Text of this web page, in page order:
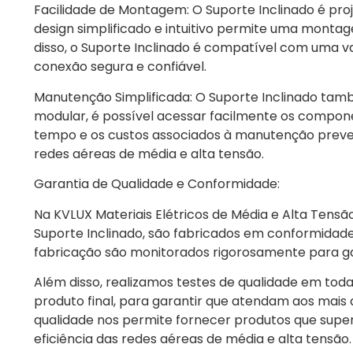
Facilidade de Montagem: O Suporte Inclinado é
design simplificado e intuitivo permite uma
disso, o Suporte Inclinado é compatível com uma
conexão segura e confiável.
Manutenção Simplificada: O Suporte Inclinado
modular, é possível acessar facilmente os
tempo e os custos associados à manutenção
redes aéreas de média e alta tensão.
Garantia de Qualidade e Conformidade:
Na KVLUX Materiais Elétricos de Média e Alta
Suporte Inclinado, são fabricados em
fabricação são monitorados rigorosamente para
Além disso, realizamos testes de qualidade em
produto final, para garantir que atendam aos
qualidade nos permite fornecer produtos que
eficiência das redes aéreas de média e alta tensão.